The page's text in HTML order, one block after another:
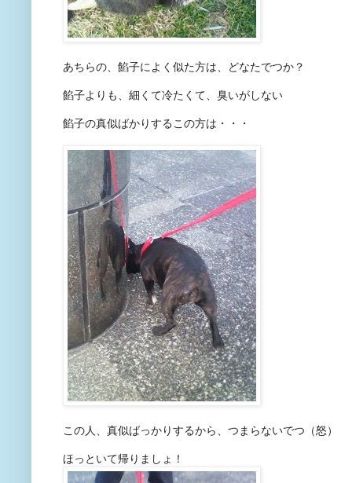
あちらの、餡子によく似た方は、どなたでつか？
餡子よりも、細くて冷たくて、臭いがしない
餡子の真似ばかりするこの方は・・・
この人、真似ばっかりするから、つまらないでつ（怒）
ほっといて帰りましょ！